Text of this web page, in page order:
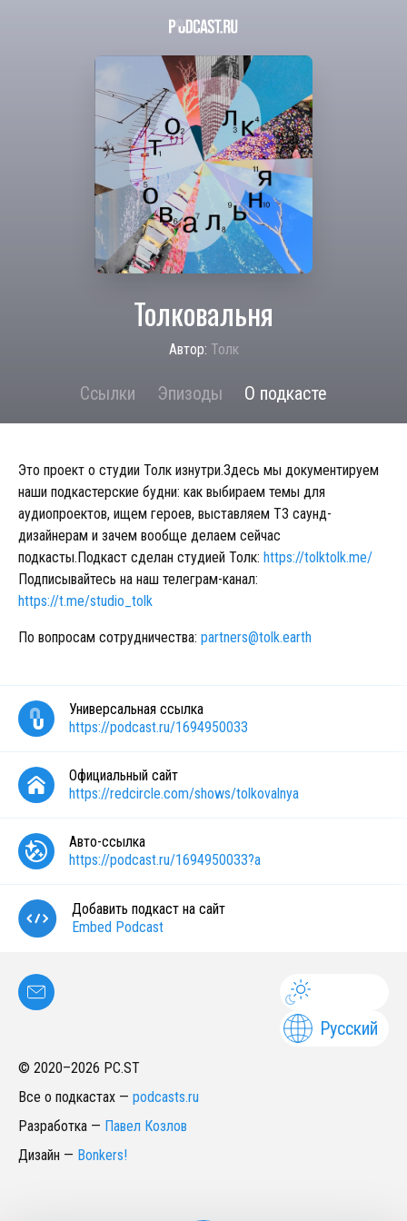
Толковальня
Автор: Толк
Ссылки Эпизоды О подкасте
Это проект о студии Толк изнутри.Здесь мы документируем
наши подкастерские будни: как выбираем темы для
аудиопроектов, ищем героев, выставляем ТЗ саунд-
дизайнерам и зачем вообще делаем сейчас
подкасты.Подкаст сделан студией Толк: https://tolktolk.me/
Подписывайтесь на наш телеграм-канал:
https://t.me/studio_tolk
По вопросам сотрудничества: partners@tolk.earth
Универсальная ссылка
https://podcast.ru/1694950033
Официальный сайт
https://redcircle.com/shows/tolkovalnya
Авто-ссылка
https://podcast.ru/1694950033?a
Добавить подкаст на сайт
Embed Podcast
Русский
© 2020–2026 PC.ST
Все о подкастах — podcasts.ru
Разработка — Павел Козлов
Дизайн — Bonkers!